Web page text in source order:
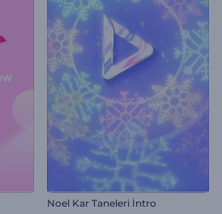
Noel Kar Taneleri İntro